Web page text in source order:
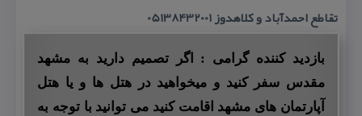
تقاطع احمدآباد و كلاهدوز 05138432001
بازدید کننده گرامی : اگر تصمیم دارید به مشهد
مقدس سفر کنید و میخواهید در هتل ها و یا هتل
آپارتمان های مشهد اقامت کنید می توانید با توجه به